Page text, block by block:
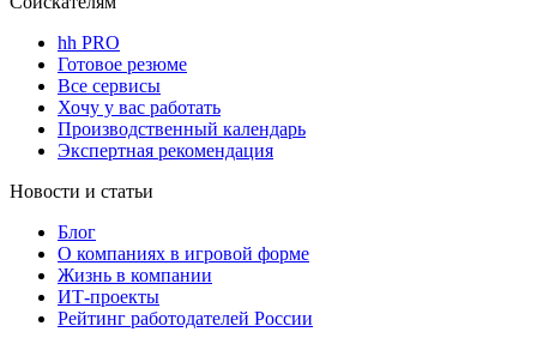
hh PRO
Готовое резюме
Все сервисы
Хочу у вас работать
Производственный календарь
Экспертная рекомендация
Новости и статьи
Блог
О компаниях в игровой форме
Жизнь в компании
ИТ-проекты
Рейтинг работодателей России